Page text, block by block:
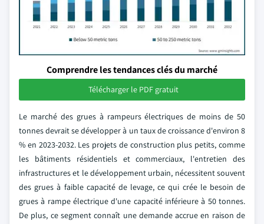
Comprendre les tendances clés du marché
Télécharger le PDF gratuit
Le marché des grues à rampeurs électriques de moins de 50
tonnes devrait se développer à un taux de croissance d'environ 8
% en 2023-2032. Les projets de construction plus petits, comme
les bâtiments résidentiels et commerciaux, l'entretien des
infrastructures et le développement urbain, nécessitent souvent
des grues à faible capacité de levage, ce qui crée le besoin de
grues à rampe électrique d'une capacité inférieure à 50 tonnes.
De plus, ce segment connaît une demande accrue en raison de